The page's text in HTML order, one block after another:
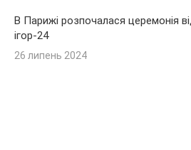
В Парижі розпочалася церемонія
ігор-24
26 липень 2024